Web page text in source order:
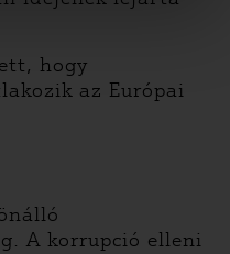
hogy
az Európai
A korrupció elleni